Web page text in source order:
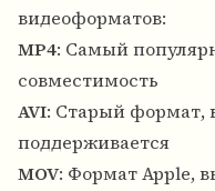
видеоформатов:
MP4: Самый
совместимость
AVI: Старый формат,
поддерживается
MOV: Формат Apple,